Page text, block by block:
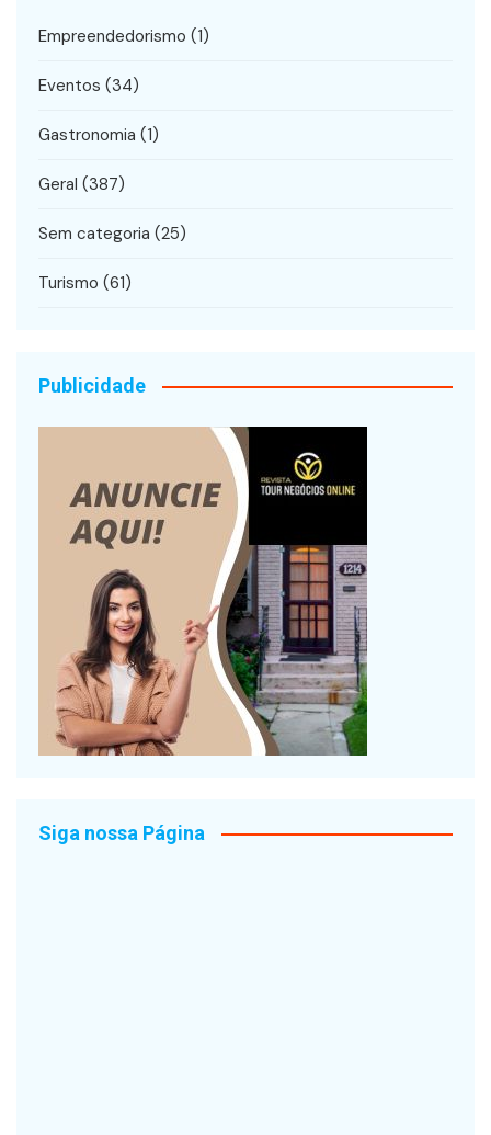
Empreendedorismo (1)
Eventos (34)
Gastronomia (1)
Geral (387)
Sem categoria (25)
Turismo (61)
Publicidade
Siga nossa Página